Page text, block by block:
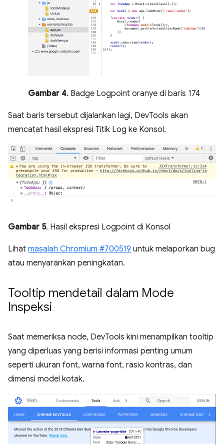
Gambar 4. Badge Logpoint oranye di baris 174
Saat baris tersebut dijalankan lagi, DevTools akan
mencatat hasil ekspresi Titik Log ke Konsol.
Gambar 5. Hasil ekspresi Logpoint di Konsol
Lihat masalah Chromium #700519 untuk melaporkan bug
atau menyarankan peningkatan.
Tooltip mendetail dalam Mode
Inspeksi
Saat memeriksa node, DevTools kini menampilkan tooltip
yang diperluas yang berisi informasi penting umum
seperti ukuran font, warna font, rasio kontras, dan
dimensi model kotak.